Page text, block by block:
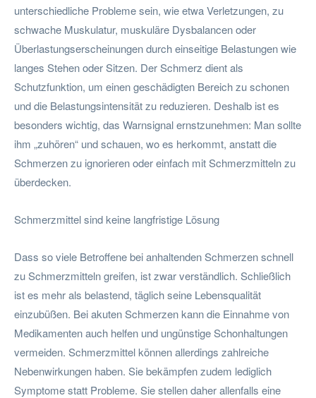
unterschiedliche Probleme sein, wie etwa Verletzungen, zu
schwache Muskulatur, muskuläre Dysbalancen oder
Überlastungserscheinungen durch einseitige Belastungen wie
langes Stehen oder Sitzen. Der Schmerz dient als
Schutzfunktion, um einen geschädigten Bereich zu schonen
und die Belastungsintensität zu reduzieren. Deshalb ist es
besonders wichtig, das Warnsignal ernstzunehmen: Man sollte
ihm „zuhören“ und schauen, wo es herkommt, anstatt die
Schmerzen zu ignorieren oder einfach mit Schmerzmitteln zu
überdecken.
Schmerzmittel sind keine langfristige Lösung
Dass so viele Betroffene bei anhaltenden Schmerzen schnell
zu Schmerzmitteln greifen, ist zwar verständlich. Schließlich
ist es mehr als belastend, täglich seine Lebensqualität
einzubüßen. Bei akuten Schmerzen kann die Einnahme von
Medikamenten auch helfen und ungünstige Schonhaltungen
vermeiden. Schmerzmittel können allerdings zahlreiche
Nebenwirkungen haben. Sie bekämpfen zudem lediglich
Symptome statt Probleme. Sie stellen daher allenfalls eine